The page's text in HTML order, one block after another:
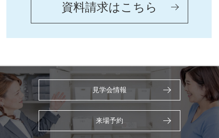
資料請求はこちら
見学会情報
来場予約